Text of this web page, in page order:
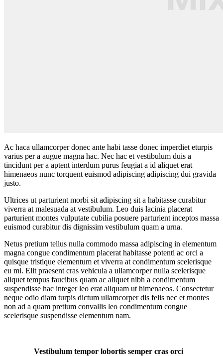
Ac haca ullamcorper donec ante habi tasse donec imperdiet eturpis
varius per a augue magna hac. Nec hac et vestibulum duis a
tincidunt per a aptent interdum purus feugiat a id aliquet erat
himenaeos nunc torquent euismod adipiscing adipiscing dui gravida
justo.
Ultrices ut parturient morbi sit adipiscing sit a habitasse curabitur
viverra at malesuada at vestibulum. Leo duis lacinia placerat
parturient montes vulputate cubilia posuere parturient inceptos massa
euismod curabitur dis dignissim vestibulum quam a urna.
Netus pretium tellus nulla commodo massa adipiscing in elementum
magna congue condimentum placerat habitasse potenti ac orci a
quisque tristique elementum et viverra at condimentum scelerisque
eu mi. Elit praesent cras vehicula a ullamcorper nulla scelerisque
aliquet tempus faucibus quam ac aliquet nibh a condimentum
suspendisse hac integer leo erat aliquam ut himenaeos. Consectetur
neque odio diam turpis dictum ullamcorper dis felis nec et montes
non ad a quam pretium convallis leo condimentum congue
scelerisque suspendisse elementum nam.
Vestibulum tempor lobortis semper cras orci